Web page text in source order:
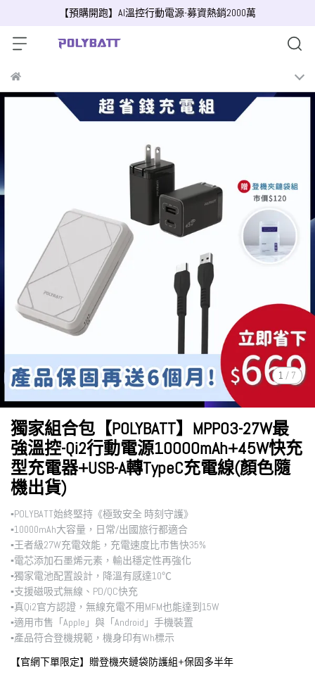
【預購開跑】AI溫控行動電源-募資熱銷2000萬
1 / 7
獨家組合包【POLYBATT】MPP03-27W最
強溫控-Qi2行動電源10000mAh+45W快充
型充電器+USB-A轉TypeC充電線(顏色隨
機出貨)
▪︎POLYBATT始終堅持《極致安全 時刻守護》
▪︎10000mAh大容量，日常/出國旅行都適合
▪︎王者級27W充電效能，充電速度比市售快35%
▪︎電芯添加石墨烯元素，輸出穩定性再強化
▪︎獨家電池配置設計，降溫有感達10℃
▪︎支援磁吸式無線、PD/QC快充
▪︎真Qi2官方認證，無線充電不用MFM也能達到15W
▪︎適用市售「Apple」與「Android」手機裝置
▪︎產品符合登機規範，機身印有Wh標示
【官網下單限定】贈登機夾鏈袋防護組+保固多半年